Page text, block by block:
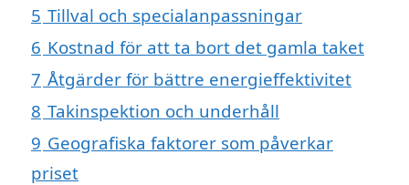
5 Tillval och specialanpassningar
6 Kostnad för att ta bort det gamla taket
7 Åtgärder för bättre energieffektivitet
8 Takinspektion och underhåll
9 Geografiska faktorer som påverkar
priset